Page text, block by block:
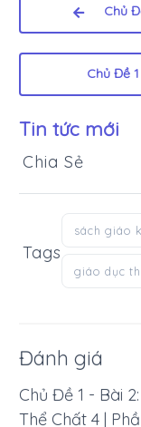
Chủ
Chủ Đề
Tin tức mới
Chia Sẻ
Tags
sách giáo
giáo dục
Đánh giá
Chủ Đề 1 - Bài
Thể Chất 4 |